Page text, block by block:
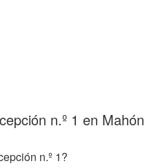
n.º 1 en Mahón
n.º 1?